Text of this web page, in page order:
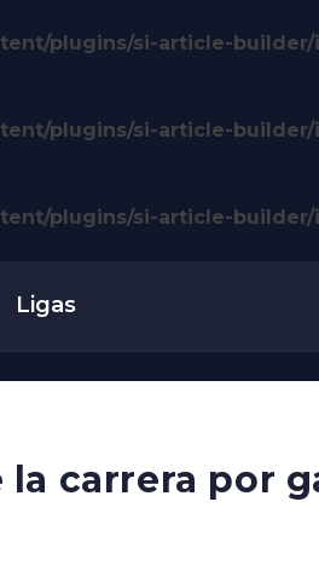
plugins/si-article-
plugins/si-article-
plugins/si-article-
Ligas
carrera por